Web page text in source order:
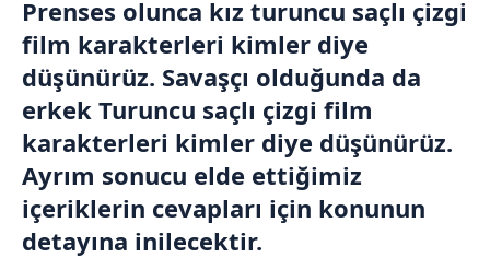
Prenses olunca kız turuncu saçlı çizgi
film karakterleri kimler diye
düşünürüz. Savaşçı olduğunda da
erkek Turuncu saçlı çizgi film
karakterleri kimler diye düşünürüz.
Ayrım sonucu elde ettiğimiz
içeriklerin cevapları için konunun
detayına inilecektir.